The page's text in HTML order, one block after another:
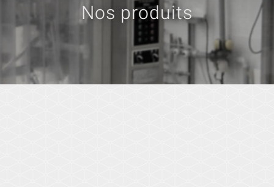
Nos produits